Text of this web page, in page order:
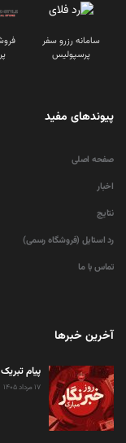
سامانه رزرو سفر
پرسپولیس
پیوندهای مفید
صفحه اصلی
اخبار
نتایج
رد استایل (فروشگاه رسمی)
تماس با ما
آخرین خبرها
پیام
۱۷ مرداد ۱۴۰۵